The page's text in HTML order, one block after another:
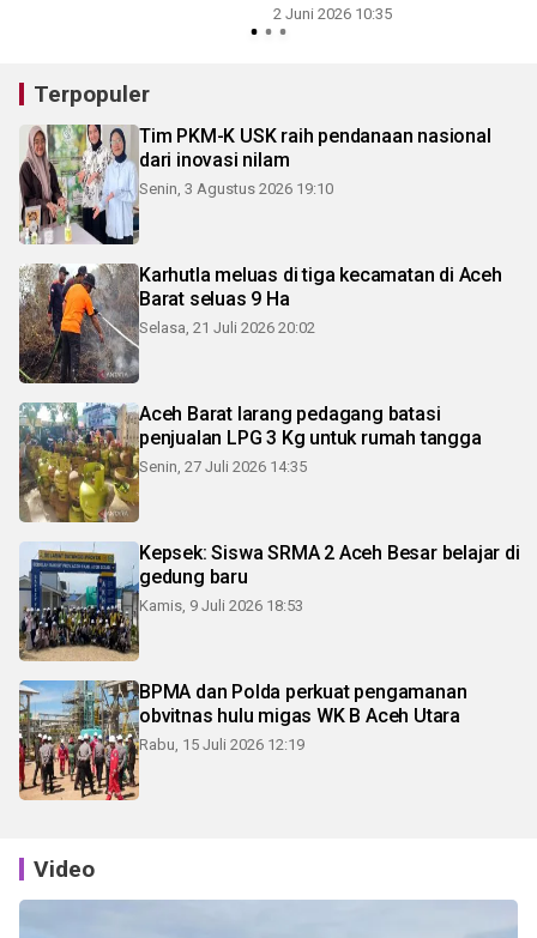
2 Juni 2026 10:35
Terpopuler
Tim PKM-K USK raih pendanaan nasional
dari inovasi nilam
Senin, 3 Agustus 2026 19:10
Karhutla meluas di tiga kecamatan di Aceh
Barat seluas 9 Ha
Selasa, 21 Juli 2026 20:02
Aceh Barat larang pedagang batasi
penjualan LPG 3 Kg untuk rumah tangga
Senin, 27 Juli 2026 14:35
Kepsek: Siswa SRMA 2 Aceh Besar belajar di
gedung baru
Kamis, 9 Juli 2026 18:53
BPMA dan Polda perkuat pengamanan
obvitnas hulu migas WK B Aceh Utara
Rabu, 15 Juli 2026 12:19
Video